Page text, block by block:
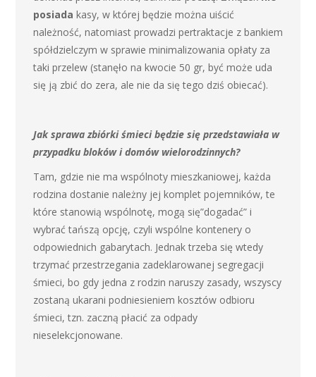
posiada kasy, w której będzie można uiścić
należność, natomiast prowadzi pertraktacje z bankiem
spółdzielczym w sprawie minimalizowania opłaty za
taki przelew (stanęło na kwocie 50 gr, być może uda
się ją zbić do zera, ale nie da się tego dziś obiecać).
Jak sprawa zbiórki śmieci będzie się przedstawiała w
przypadku bloków i domów wielorodzinnych?
Tam, gdzie nie ma wspólnoty mieszkaniowej, każda
rodzina dostanie należny jej komplet pojemników, te
które stanowią wspólnotę, mogą się”dogadać” i
wybrać tańszą opcję, czyli wspólne kontenery o
odpowiednich gabarytach. Jednak trzeba się wtedy
trzymać przestrzegania zadeklarowanej segregacji
śmieci, bo gdy jedna z rodzin naruszy zasady, wszyscy
zostaną ukarani podniesieniem kosztów odbioru
śmieci, tzn. zaczną płacić za odpady
nieselekcjonowane.